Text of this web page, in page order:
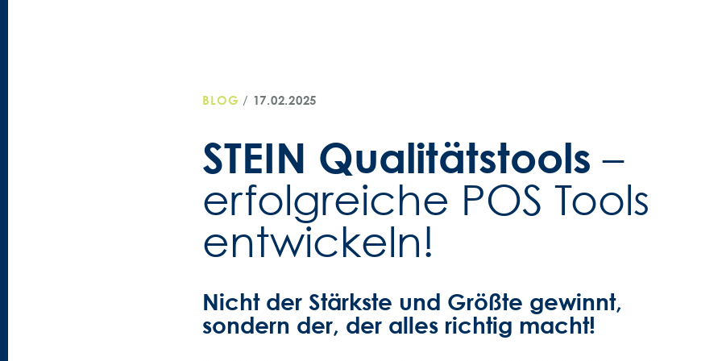
BLOG / 17.02.2025
STEIN Qualitätstools –
erfolgreiche POS Tools
entwickeln!
Nicht der Stärkste und Größte gewinnt,
sondern der, der alles richtig macht!